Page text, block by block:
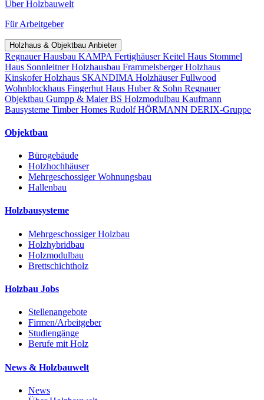
Über Holzbauwelt
Für Arbeitgeber
Holzhaus & Objektbau Anbieter
Regnauer Hausbau KAMPA FertighäuserKeitel Haus Stommel
Haus Sonnleitner Holzhausbau Frammelsberger Holzhaus
Kinskofer Holzhaus SKANDIMA HolzhäuserFullwood
Wohnblockhaus Fingerhut Haus Huber & Sohn Regnauer
Objektbau Gumpp & MaierBS Holzmodulbau Kaufmann
Bausysteme Timber Homes Rudolf HÖRMANN DERIX-Gruppe
Objektbau
Bürogebäude
Holzhochhäuser
Mehrgeschossiger Wohnungsbau
Hallenbau
Holzbausysteme
Mehrgeschossiger Holzbau
Holzhybridbau
Holzmodulbau
Brettschichtholz
Holzbau Jobs
Stellenangebote
Firmen/Arbeitgeber
Studiengänge
Berufe mit Holz
News & Holzbauwelt
News